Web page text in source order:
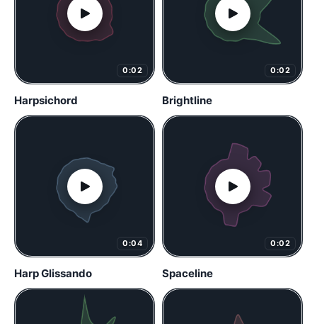
0:02
Harpsichord
0:02
Brightline
0:04
Harp Glissando
0:02
Spaceline